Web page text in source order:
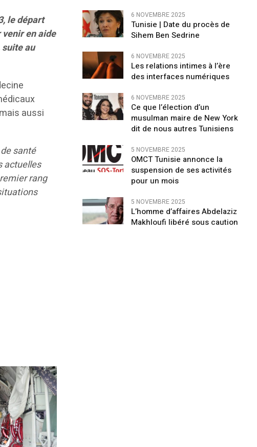
le départ
en aide
au
aussi
santé
actuelles
rang
6 NOVEMBRE 2025
Tunisie | Date du procès de
Sihem Ben Sedrine
6 NOVEMBRE 2025
Les relations intimes à l’ère
des interfaces numériques
6 NOVEMBRE 2025
Ce que l’élection d’un
musulman maire de New York
dit de nous autres Tunisiens
5 NOVEMBRE 2025
OMCT Tunisie annonce la
suspension de ses activités
pour un mois
5 NOVEMBRE 2025
L’homme d’affaires Abdelaziz
Makhloufi libéré sous caution